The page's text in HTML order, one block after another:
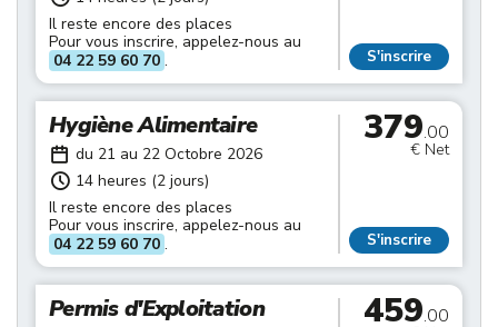
Il reste encore des places
Pour vous inscrire, appelez-nous au
04 22 59 60 70 . S'inscrire
Hygiène Alimentaire
du 21 au 22 Octobre 2026
14 heures (2 jours)
Il reste encore des places
Pour vous inscrire, appelez-nous au
04 22 59 60 70 .
379.00
€ Net
S'inscrire
Permis d'Exploitation 459.00